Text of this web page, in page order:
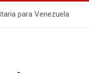
para Venezuela